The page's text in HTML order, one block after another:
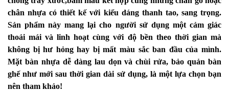
chân nhựa có thiết kế với kiểu dáng thanh tao, sang trọng.
Sản phẩm này mang lại cho người sử dụng một cảm giác
thoải mái và linh hoạt cùng với độ bền theo thời gian mà
không bị hư hỏng hay bị mất màu sắc ban đầu của mình.
Mặt bàn nhựa dễ dàng lau dọn và chùi rửa, bảo quản bàn
ghế như mới sau thời gian dài sử dụng, là một lựa chọn bạn
nên tham khảo!